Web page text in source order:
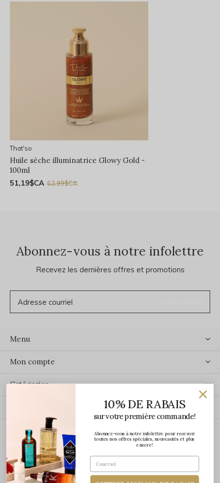
That'so
Huile sèche illuminatrice Glowy Gold -
100ml
51,19$CA 63,99$CA
Abonnez-vous à notre infolettre
Recevez les dernières offres et promotions
Menu
Mon compte
Catégories
ÉCRIVEZ-NOUS
10% DE RABAIS
sur votre première commande!
Abonnez-vous à notre infolettre pour recevoir
toutes nos offres spéciales, nouveautés et plus
encore!